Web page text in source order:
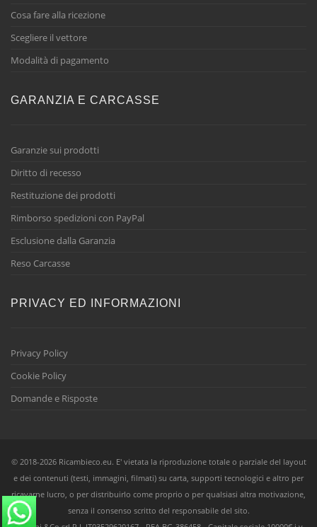
Cosa fare alla ricezione
Scegliere il vettore
Modalità di pagamento
GARANZIA E CARCASSE
Garanzie sui prodotti
Diritto di recesso
Restituzione dei prodotti
Rimborso spedizioni con PayPal
Esclusione dalla Garanzia
Reso Carcasse
PRIVACY ED INFORMAZIONI
Privacy Policy
Cookie Policy
Domande e Risposte
© 2018-2026 Ricambieco.eu. E' vietata la riproduzione totale o parziale del layout
e dei contenuti (testi, immagini, filmati) su carta, supporti tecnologici e altro per
ricavarne lucro, o per distribuirlo come proprio o per qualsiasi altra motivazione,
senza il consenso scritto del responsabile del sito.